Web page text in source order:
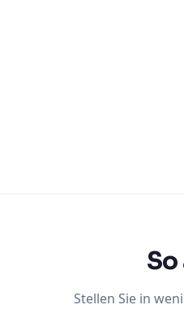
Stellen Sie in